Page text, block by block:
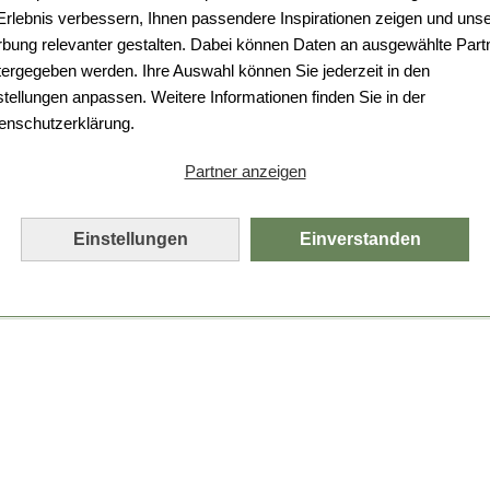
verbessern, Ihnen passendere Inspirationen zeigen und
relevanter gestalten. Dabei können Daten an ausgewählte
werden. Ihre Auswahl können Sie jederzeit in den
anpassen. Weitere Informationen finden Sie in der
Partner anzeigen
Einstellungen Einverstanden
Da ist etwas schiefgelaufen.
Leider ist ein technischer Fehler aufgetreten.
Bitte laden Sie die Seite neu.